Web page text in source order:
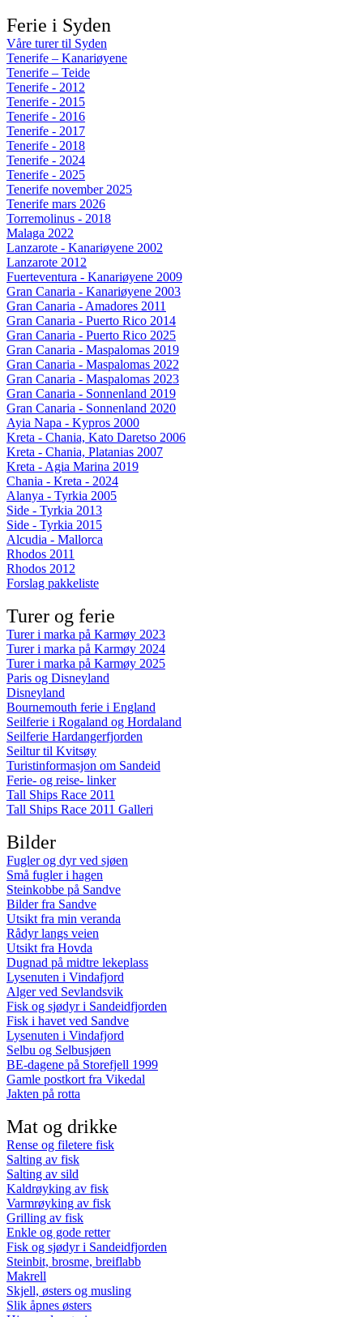
Ferie i Syden
Våre turer til Syden
Tenerife – Kanariøyene
Tenerife – Teide
Tenerife - 2012
Tenerife - 2015
Tenerife - 2016
Tenerife - 2017
Tenerife - 2018
Tenerife - 2024
Tenerife - 2025
Tenerife november 2025
Tenerife mars 2026
Torremolinus - 2018
Malaga 2022
Lanzarote - Kanariøyene 2002
Lanzarote 2012
Fuerteventura - Kanariøyene 2009
Gran Canaria - Kanariøyene 2003
Gran Canaria - Amadores 2011
Gran Canaria - Puerto Rico 2014
Gran Canaria - Puerto Rico 2025
Gran Canaria - Maspalomas 2019
Gran Canaria - Maspalomas 2022
Gran Canaria - Maspalomas 2023
Gran Canaria - Sonnenland 2019
Gran Canaria - Sonnenland 2020
Ayia Napa - Kypros 2000
Kreta - Chania, Kato Daretso 2006
Kreta - Chania, Platanias 2007
Kreta - Agia Marina 2019
Chania - Kreta - 2024
Alanya - Tyrkia 2005
Side - Tyrkia 2013
Side - Tyrkia 2015
Alcudia - Mallorca
Rhodos 2011
Rhodos 2012
Forslag pakkeliste
Turer og ferie
Turer i marka på Karmøy 2023
Turer i marka på Karmøy 2024
Turer i marka på Karmøy 2025
Paris og Disneyland
Disneyland
Bournemouth ferie i England
Seilferie i Rogaland og Hordaland
Seilferie Hardangerfjorden
Seiltur til Kvitsøy
Turistinformasjon om Sandeid
Ferie- og reise- linker
Tall Ships Race 2011
Tall Ships Race 2011 Galleri
Bilder
Fugler og dyr ved sjøen
Små fugler i hagen
Steinkobbe på Sandve
Bilder fra Sandve
Utsikt fra min veranda
Rådyr langs veien
Utsikt fra Hovda
Dugnad på midtre lekeplass
Lysenuten i Vindafjord
Alger ved Sevlandsvik
Fisk og sjødyr i Sandeidfjorden
Fisk i havet ved Sandve
Lysenuten i Vindafjord
Selbu og Selbusjøen
BE-dagene på Storefjell 1999
Gamle postkort fra Vikedal
Jakten på rotta
Mat og drikke
Rense og filetere fisk
Salting av fisk
Salting av sild
Kaldrøyking av fisk
Varmrøyking av fisk
Grilling av fisk
Enkle og gode retter
Fisk og sjødyr i Sandeidfjorden
Steinbit, brosme, breiflabb
Makrell
Skjell, østers og musling
Slik åpnes østers